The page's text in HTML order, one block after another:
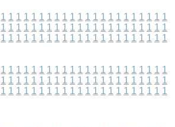
1 1 1 1 1 1 1 1 1 1 1 1 1 1 1 1 1 1 1 1 1 1
1 1 1 1 1 1 1 1 1 1 1 1 1 1 1 1 1 1 1 1 1 1
1 1 1 1 1 1 1 1 1 1 1 1 1 1 1 1 1 1 1 1 1 1
1 1 1 1 1 1 1 1 1 1 1 1 1 1 1 1 1 1 1 1 1 1
1 1 1 1 1 1 1 1 1 1 1 1 1 1 1 1 1 1 1 1 1 1
1 1 1 1 1 1 1 1 1 1 1 1 1 1 1 1 1 1 1 1 1 1